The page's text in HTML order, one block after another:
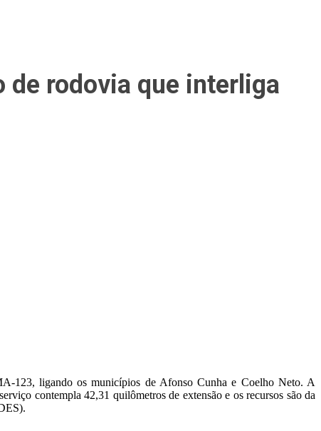
de rodovia que interliga
123, ligando os municípios de Afonso Cunha e Coelho Neto. A
contempla 42,31 quilômetros de extensão e os recursos são da